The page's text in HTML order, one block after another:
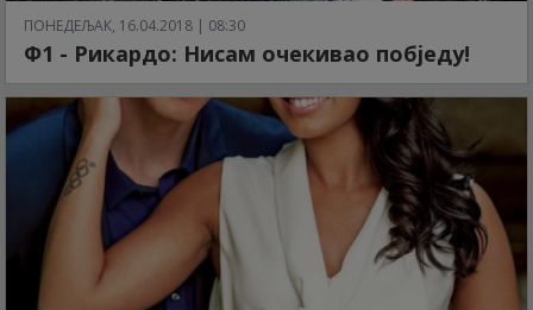
ПОНЕДЕЉАК, 16.04.2018 | 08:30
Ф1 - Рикардо: Нисам очекивао побједу!